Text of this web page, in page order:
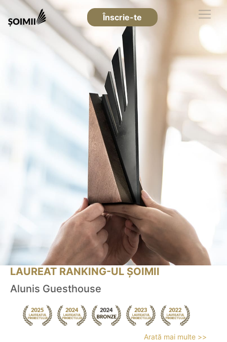
Înscrie-te
LAUREAT RANKING-UL ȘOIMII
Alunis Guesthouse
Arată mai multe >>